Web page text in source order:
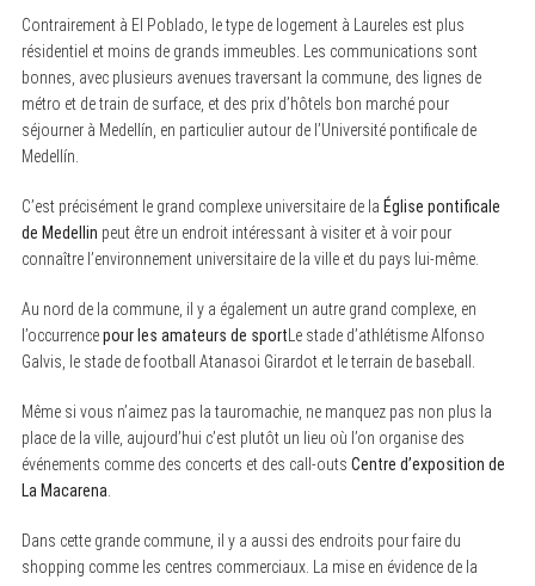
Contrairement à El Poblado, le type de logement à Laureles est plus
résidentiel et moins de grands immeubles. Les communications sont
bonnes, avec plusieurs avenues traversant la commune, des lignes de
métro et de train de surface, et des prix d’hôtels bon marché pour
séjourner à Medellín, en particulier autour de l’Université pontificale de
Medellín.
C’est précisément le grand complexe universitaire de la Église pontificale
de Medellin peut être un endroit intéressant à visiter et à voir pour
connaître l’environnement universitaire de la ville et du pays lui-même.
Au nord de la commune, il y a également un autre grand complexe, en
l’occurrencepour les amateurs de sport Le stade d’athlétisme Alfonso
Galvis, le stade de football Atanasoi Girardot et le terrain de baseball.
Même si vous n’aimez pas la tauromachie, ne manquez pas non plus la
place de la ville, aujourd’hui c’est plutôt un lieu où l’on organise des
événements comme des concerts et des call-outs Centre d’exposition de
La Macarena
Dans cette grande commune, il y a aussi des endroits pour faire du
shopping comme les centres commerciaux. La mise en évidence de la